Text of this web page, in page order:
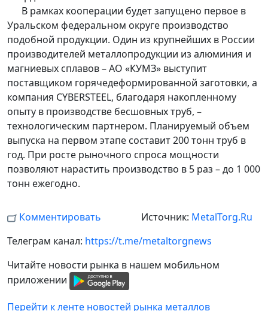
В рамках кооперации будет запущено первое в
Уральском федеральном округе производство
подобной продукции. Один из крупнейших в России
производителей металлопродукции из алюминия и
магниевых сплавов – АО «КУМЗ» выступит
поставщиком горячедеформированной заготовки, а
компания CYBERSTEEL, благодаря накопленному
опыту в производстве бесшовных труб, –
технологическим партнером. Планируемый объем
выпуска на первом этапе составит 200 тонн труб в
год. При росте рыночного спроса мощности
позволяют нарастить производство в 5 раз – до 1 000
тонн ежегодно.
Комментировать Источник: MetalTorg.Ru
Телеграм канал: https://t.me/metaltorgnews
Читайте новости рынка в нашем мобильном
приложении
Перейти к ленте новостей рынка металлов